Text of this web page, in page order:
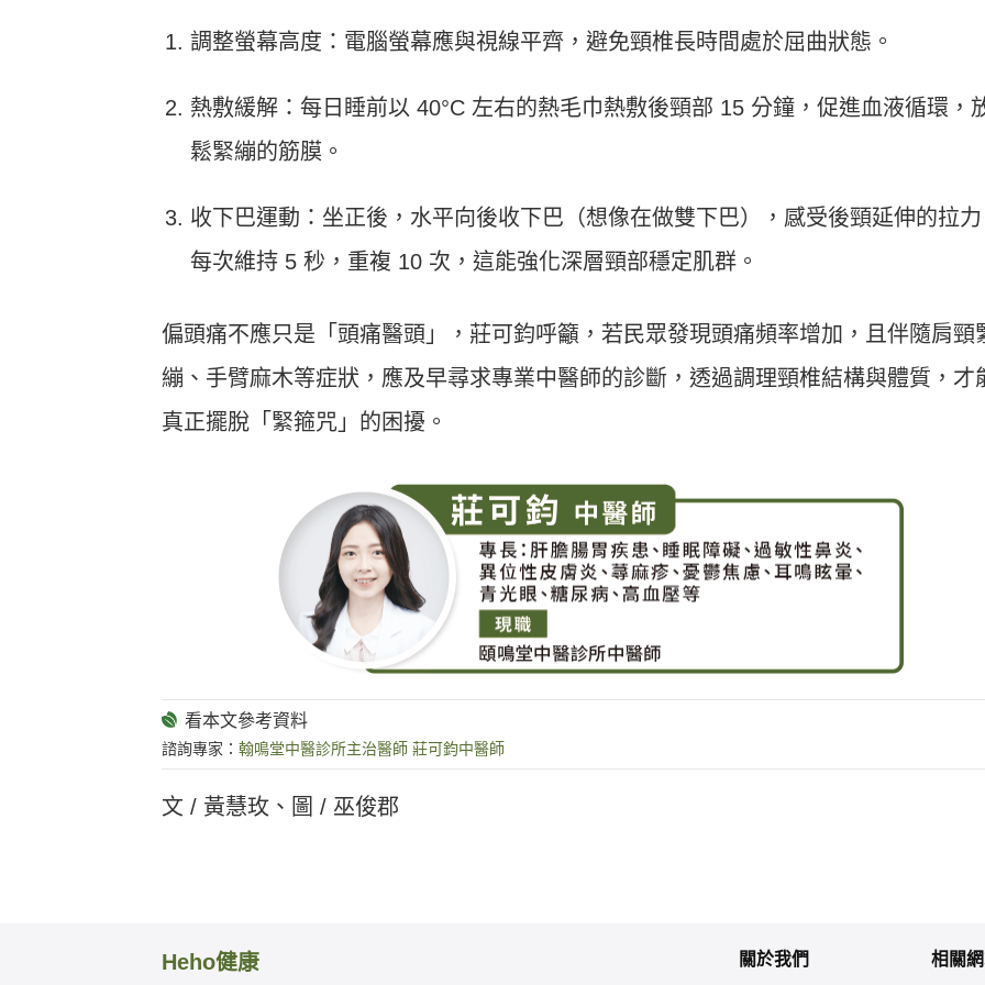
調整螢幕高度：電腦螢幕應與視線平齊，避免頸椎長時間處於屈曲狀態。
熱敷緩解：每日睡前以 40°C 左右的熱毛巾熱敷後頸部 15 分鐘，促進血液循環，
鬆緊繃的筋膜。
收下巴運動：坐正後，水平向後收下巴（想像在做雙下巴），感受後頸延伸的拉力
每次維持 5 秒，重複 10 次，這能強化深層頸部穩定肌群。
偏頭痛不應只是「頭痛醫頭」，莊可鈞呼籲，若民眾發現頭痛頻率增加，且伴隨肩頸
繃、手臂麻木等症狀，應及早尋求專業中醫師的診斷，透過調理頸椎結構與體質，才
真正擺脫「緊箍咒」的困擾。
諮詢專家： 翰鳴堂中醫診所主治醫師 莊可鈞中醫師
文 / 黃慧玫、圖 / 巫俊郡
Heho健康 關於我們 相關